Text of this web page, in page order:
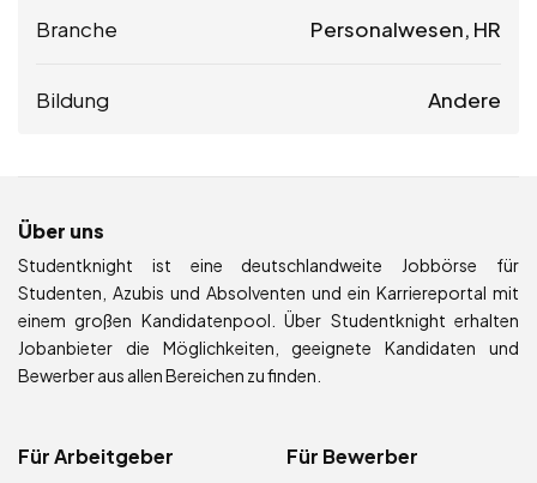
Branche Personalwesen, HR
Bildung Andere
Über uns
Studentknight ist eine deutschlandweite Jobbörse für
Studenten, Azubis und Absolventen und ein Karriereportal mit
einem großen Kandidatenpool. Über Studentknight erhalten
Jobanbieter die Möglichkeiten, geeignete Kandidaten und
Bewerber aus allen Bereichen zu finden.
Für Arbeitgeber Für Bewerber